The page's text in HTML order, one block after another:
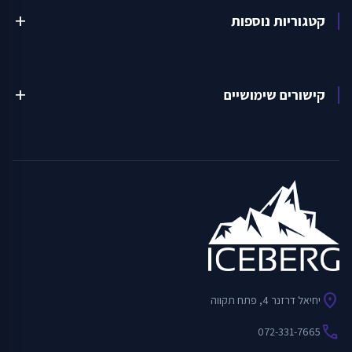
קטגוריות נוספות add
קישורים שימושיים add
location_on יחיאל דרזנר 4, פתח תקווה
call
072-331-7665